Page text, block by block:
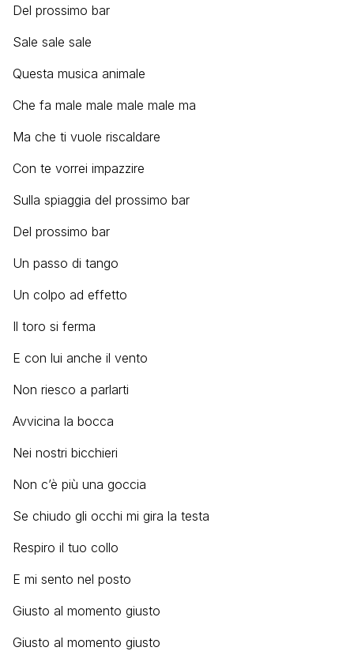
Del prossimo bar
Sale sale sale
Questa musica animale
Che fa male male male male ma
Ma che ti vuole riscaldare
Con te vorrei impazzire
Sulla spiaggia del prossimo bar
Del prossimo bar
Un passo di tango
Un colpo ad effetto
Il toro si ferma
E con lui anche il vento
Non riesco a parlarti
Avvicina la bocca
Nei nostri bicchieri
Non c’è più una goccia
Se chiudo gli occhi mi gira la testa
Respiro il tuo collo
E mi sento nel posto
Giusto al momento giusto
Giusto al momento giusto